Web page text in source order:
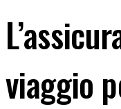
viaggio